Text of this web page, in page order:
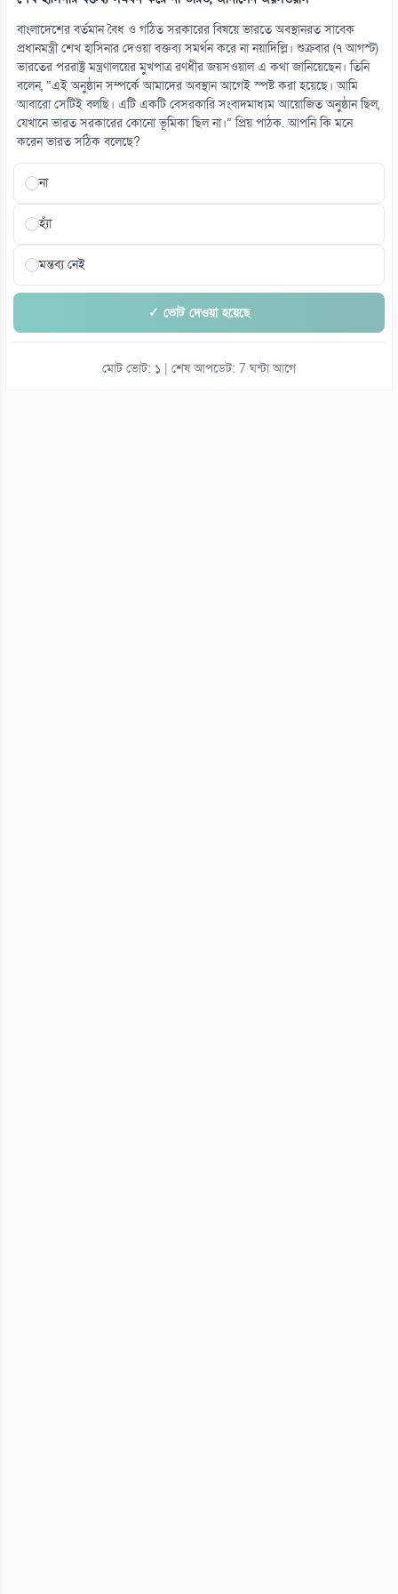
১৪
শেখ হাসিনার বক্তব্য গুরুত্ব দিচ্ছে না সরকার: স্বরাষ্ট্রমন্ত্রী
০৭ আগস্ট
১৫
শেখ হাসিনার বক্তব্য সমর্থন করে না ভারত, জানালেন জয়সওয়াল
০৭ আগস্ট
বাংলাদেশের বর্তমান বৈধ ও গঠিত সরকারের বিষয়ে ভারতে অবস্থানরত সাবেক
প্রধানমন্ত্রী শেখ হাসিনার দেওয়া বক্তব্য সমর্থন করে না নয়াদিল্লি। শুক্রবার (৭ আগস্ট)
ভারতের পররাষ্ট্র মন্ত্রণালয়ের মুখপাত্র রণধীর জয়সওয়াল এ কথা জানিয়েছেন। তিনি
বলেন, “এই অনুষ্ঠান সম্পর্কে আমাদের অবস্থান আগেই স্পষ্ট করা হয়েছে। আমি
আবারো সেটিই বলছি। এটি একটি বেসরকারি সংবাদমাধ্যম আয়োজিত অনুষ্ঠান ছিল,
যেখানে ভারত সরকারের কোনো ভূমিকা ছিল না।” প্রিয় পাঠক. আপনি কি মনে
করেন ভারত সঠিক বলেছে?
না
হ্যাঁ
মন্তব্য নেই
✓ ভোট দেওয়া হয়েছে
মোট ভোট: ১ | শেষ আপডেট: 7 ঘন্টা আগে